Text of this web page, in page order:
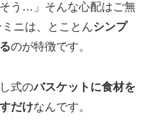
う…」そんな心配はご無
ニは、とことんシンプ
のが特徴です。
式のバスケットに食材を
だけなんです。